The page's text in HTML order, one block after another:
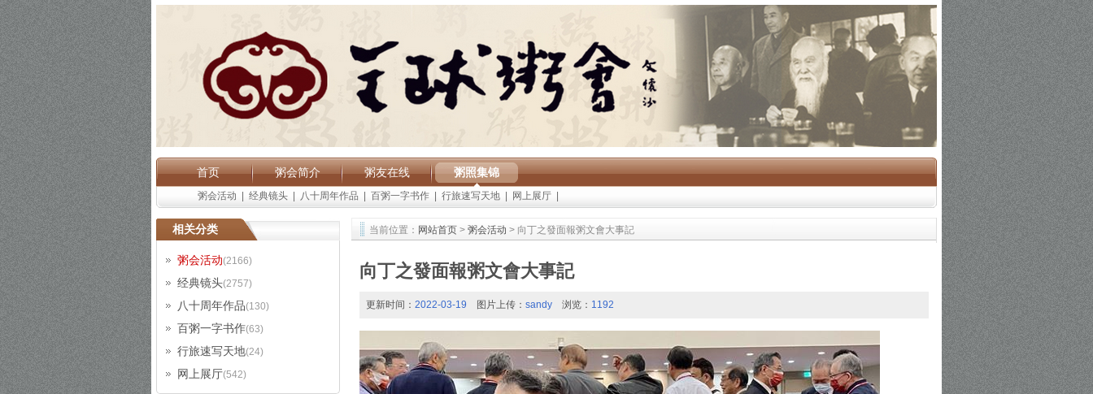
首页 粥会简介 粥友在线 粥照集锦
粥会活动 经典镜头 八十周年作品 百粥一字书作 行旅速写天地 网上展厅
相关分类
粥会活动(2166)
经典镜头(2757)
八十周年作品(130)
百粥一字书作(63)
行旅速写天地(24)
网上展厅(542)
当前位置： 网站首页 > 粥会活动 > 向丁之發面報粥文會大事記
向丁之發面報粥文會大事記
更新时间： 2022-03-19 图片上传： sandy 浏览： 1192